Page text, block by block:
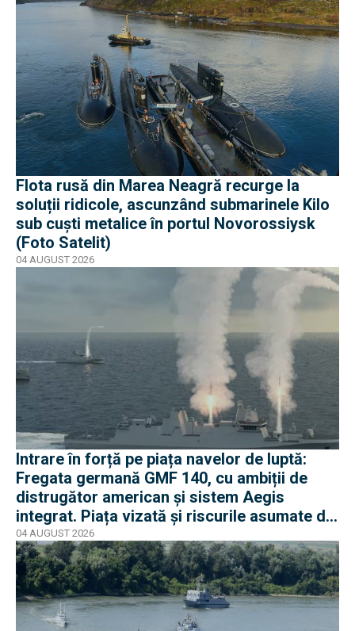
Flota rusă din Marea Neagră recurge la
soluții ridicole, ascunzând submarinele Kilo
sub cuști metalice în portul Novorossiysk
(Foto Satelit)
04 AUGUST 2026
Intrare în forță pe piața navelor de luptă:
Fregata germană GMF 140, cu ambiții de
distrugător american și sistem Aegis
integrat. Piața vizată și riscurile asumate de
Rheinmetall
04 AUGUST 2026